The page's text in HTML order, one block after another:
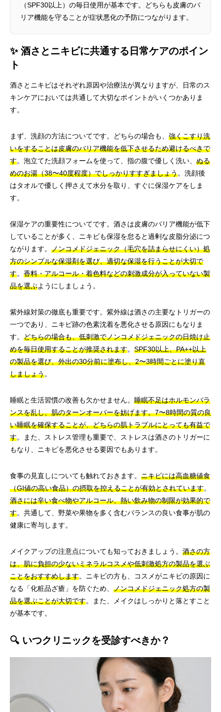
（SPF30以上）の毎日使用が基本です。どちらも皮膚のバ
リア機能を守ることが症状悪化の予防につながります。
✨ 酒さとニキビに共通する日常ケアのポイン
ト
酒さとニキビはそれぞれ原因や治療法が異なりますが、日常のス
キンケアにおいては共通して大切なポイントがいくつかありま
す。
まず、洗顔の方法についてです。どちらの場合も、 強くこすり洗
いをすることは皮膚のバリア機能を低下させるため避けるべきで
す。泡立てた洗顔フォームを使って、指の腹で優しく洗い、 ぬる
めのお湯（38〜40度程度）でしっかりすすぎましょう。洗顔後
はタオルで優しく押さえて水分を取り、すぐに保湿ケアをしま
す。
保湿ケアの重要性についてです。酒さは皮膚のバリア機能が低下
していることが多く、ニキビも保湿を怠ると過剰な皮脂分泌につ
ながります。 ノンコメドジェニック（毛穴を詰まらせにくい）処
方のシンプルな保湿剤を選び、適切な保湿を行うことが大切で
す。 香料・アルコール・着色料などの刺激成分が入っていない製
品を選ぶようにしましょう。
紫外線対策の徹底も重要です。紫外線は酒さの主要なトリガーの
一つであり、ニキビ跡の色素沈着を悪化させる原因にもなりま
す。 どちらの場合も、低刺激でノンコメドジェニックの日焼け止
めを毎日使用することが推奨されます。 SPF30以上、PA++以上
の製品を選び、外出の30分前に塗布し、2〜3時間ごとに塗り直
しましょう。
睡眠と生活習慣の改善も欠かせません。 睡眠不足はホルモンバラ
ンスを乱し、肌のターンオーバーを妨げます。7〜8時間の質の良
い睡眠を確保することが、どちらの肌トラブルにとっても有益で
す。また、ストレス管理も重要で、ストレスは酒さのトリガーに
もなり、ニキビを悪化させる要因でもあります。
食事の見直しについても触れておきます。 ニキビには高血糖値食
（GI値の高い食品）の摂取を控えることが有効とされています。
酒さには辛い食べ物やアルコール、熱い飲み物の制限が効果的で
す。共通して、野菜や果物を多く含むバランスの良い食事が肌の
健康に寄与します。
メイクアップの注意点についても知っておきましょう。 酒さの方
は、肌に負担の少ないミネラルコスメや低刺激処方の製品を選ぶ
ことをおすすめします。ニキビの方も、コスメがニキビの原因に
なる「化粧品ざ瘡」を防ぐため、 ノンコメドジェニック処方の製
品を選ぶことが大切です。また、メイクはしっかりと落とすこと
が基本です。
🔍 いつクリニックを受診すべきか？